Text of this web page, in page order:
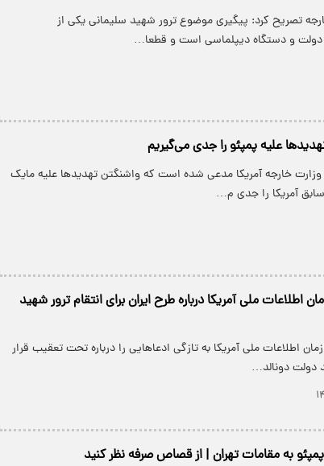
تصریح کرد: پیگیری موضوع ترور شهید سلیمانی یکی از
و دستگاه دیپلماسی است و قطعا…
علیه پمپئو را جدی می‌گیریم
وزارت خارجه آمریکا مدعی شده است که واشنگتن تهدیدها علیه مایک
آمریکا را جدی م…
اطلاعات ملی آمریکا درباره طرح ایران برای انتقام ترور شهید
اطلاعات ملی آمریکا به تازگی ادعاهایی را درباره تحت تعقیب قرار
دولت دونالد…
به مقامات تهران | از قصاص صرفه نظر کنید